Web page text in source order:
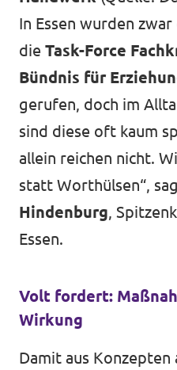
In Essen wurden
die Task-Force
Bündnis für
gerufen, doch im
sind diese oft kaum
allein reichen nicht.
statt Worthülsen“,
Hindenburg,
Essen.
Volt fordert:
Wirkung
Damit aus Konzepten